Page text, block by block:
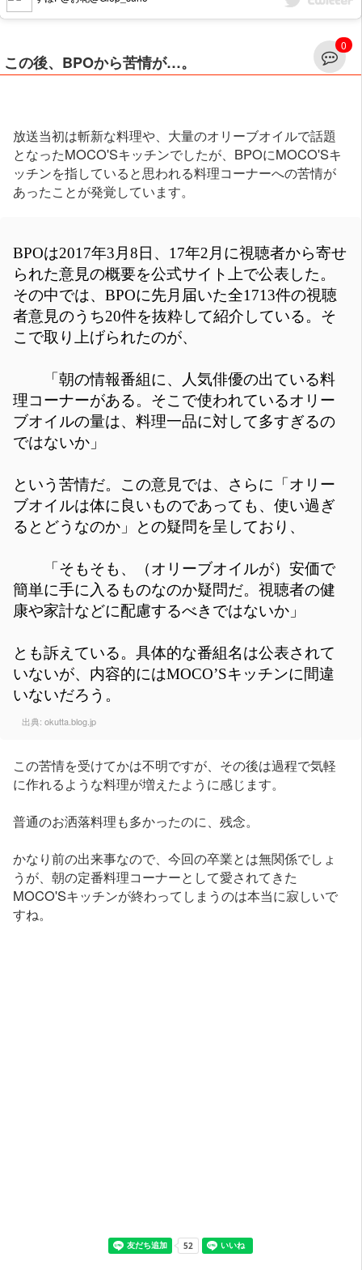
この後、BPOから苦情が…。
放送当初は斬新な料理や、大量のオリーブオイルで話題
となったMOCO'Sキッチンでしたが、BPOにMOCO'Sキ
ッチンを指していると思われる料理コーナーへの苦情が
あったことが発覚しています。
BPOは2017年3月8日、17年2月に視聴者から寄せ
られた意見の概要を公式サイト上で公表した。
その中では、BPOに先月届いた全1713件の視聴
者意見のうち20件を抜粋して紹介している。そ
こで取り上げられたのが、
「朝の情報番組に、人気俳優の出ている料
理コーナーがある。そこで使われているオリー
ブオイルの量は、料理一品に対して多すぎるの
ではないか」
という苦情だ。この意見では、さらに「オリー
ブオイルは体に良いものであっても、使い過ぎ
るとどうなのか」との疑問を呈しており、
「そもそも、（オリーブオイルが）安価で
簡単に手に入るものなのか疑問だ。視聴者の健
康や家計などに配慮するべきではないか」
とも訴えている。具体的な番組名は公表されて
いないが、内容的にはMOCO’Sキッチンに間違
いないだろう。
出典: okutta.blog.jp
この苦情を受けてかは不明ですが、その後は過程で気軽
に作れるような料理が増えたように感じます。
普通のお洒落料理も多かったのに、残念。
かなり前の出来事なので、今回の卒業とは無関係でしょ
うが、朝の定番料理コーナーとして愛されてきた
MOCO'Sキッチンが終わってしまうのは本当に寂しいで
すね。
0